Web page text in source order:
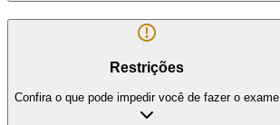
Restrições
Confira o que pode impedir você de fazer o exame